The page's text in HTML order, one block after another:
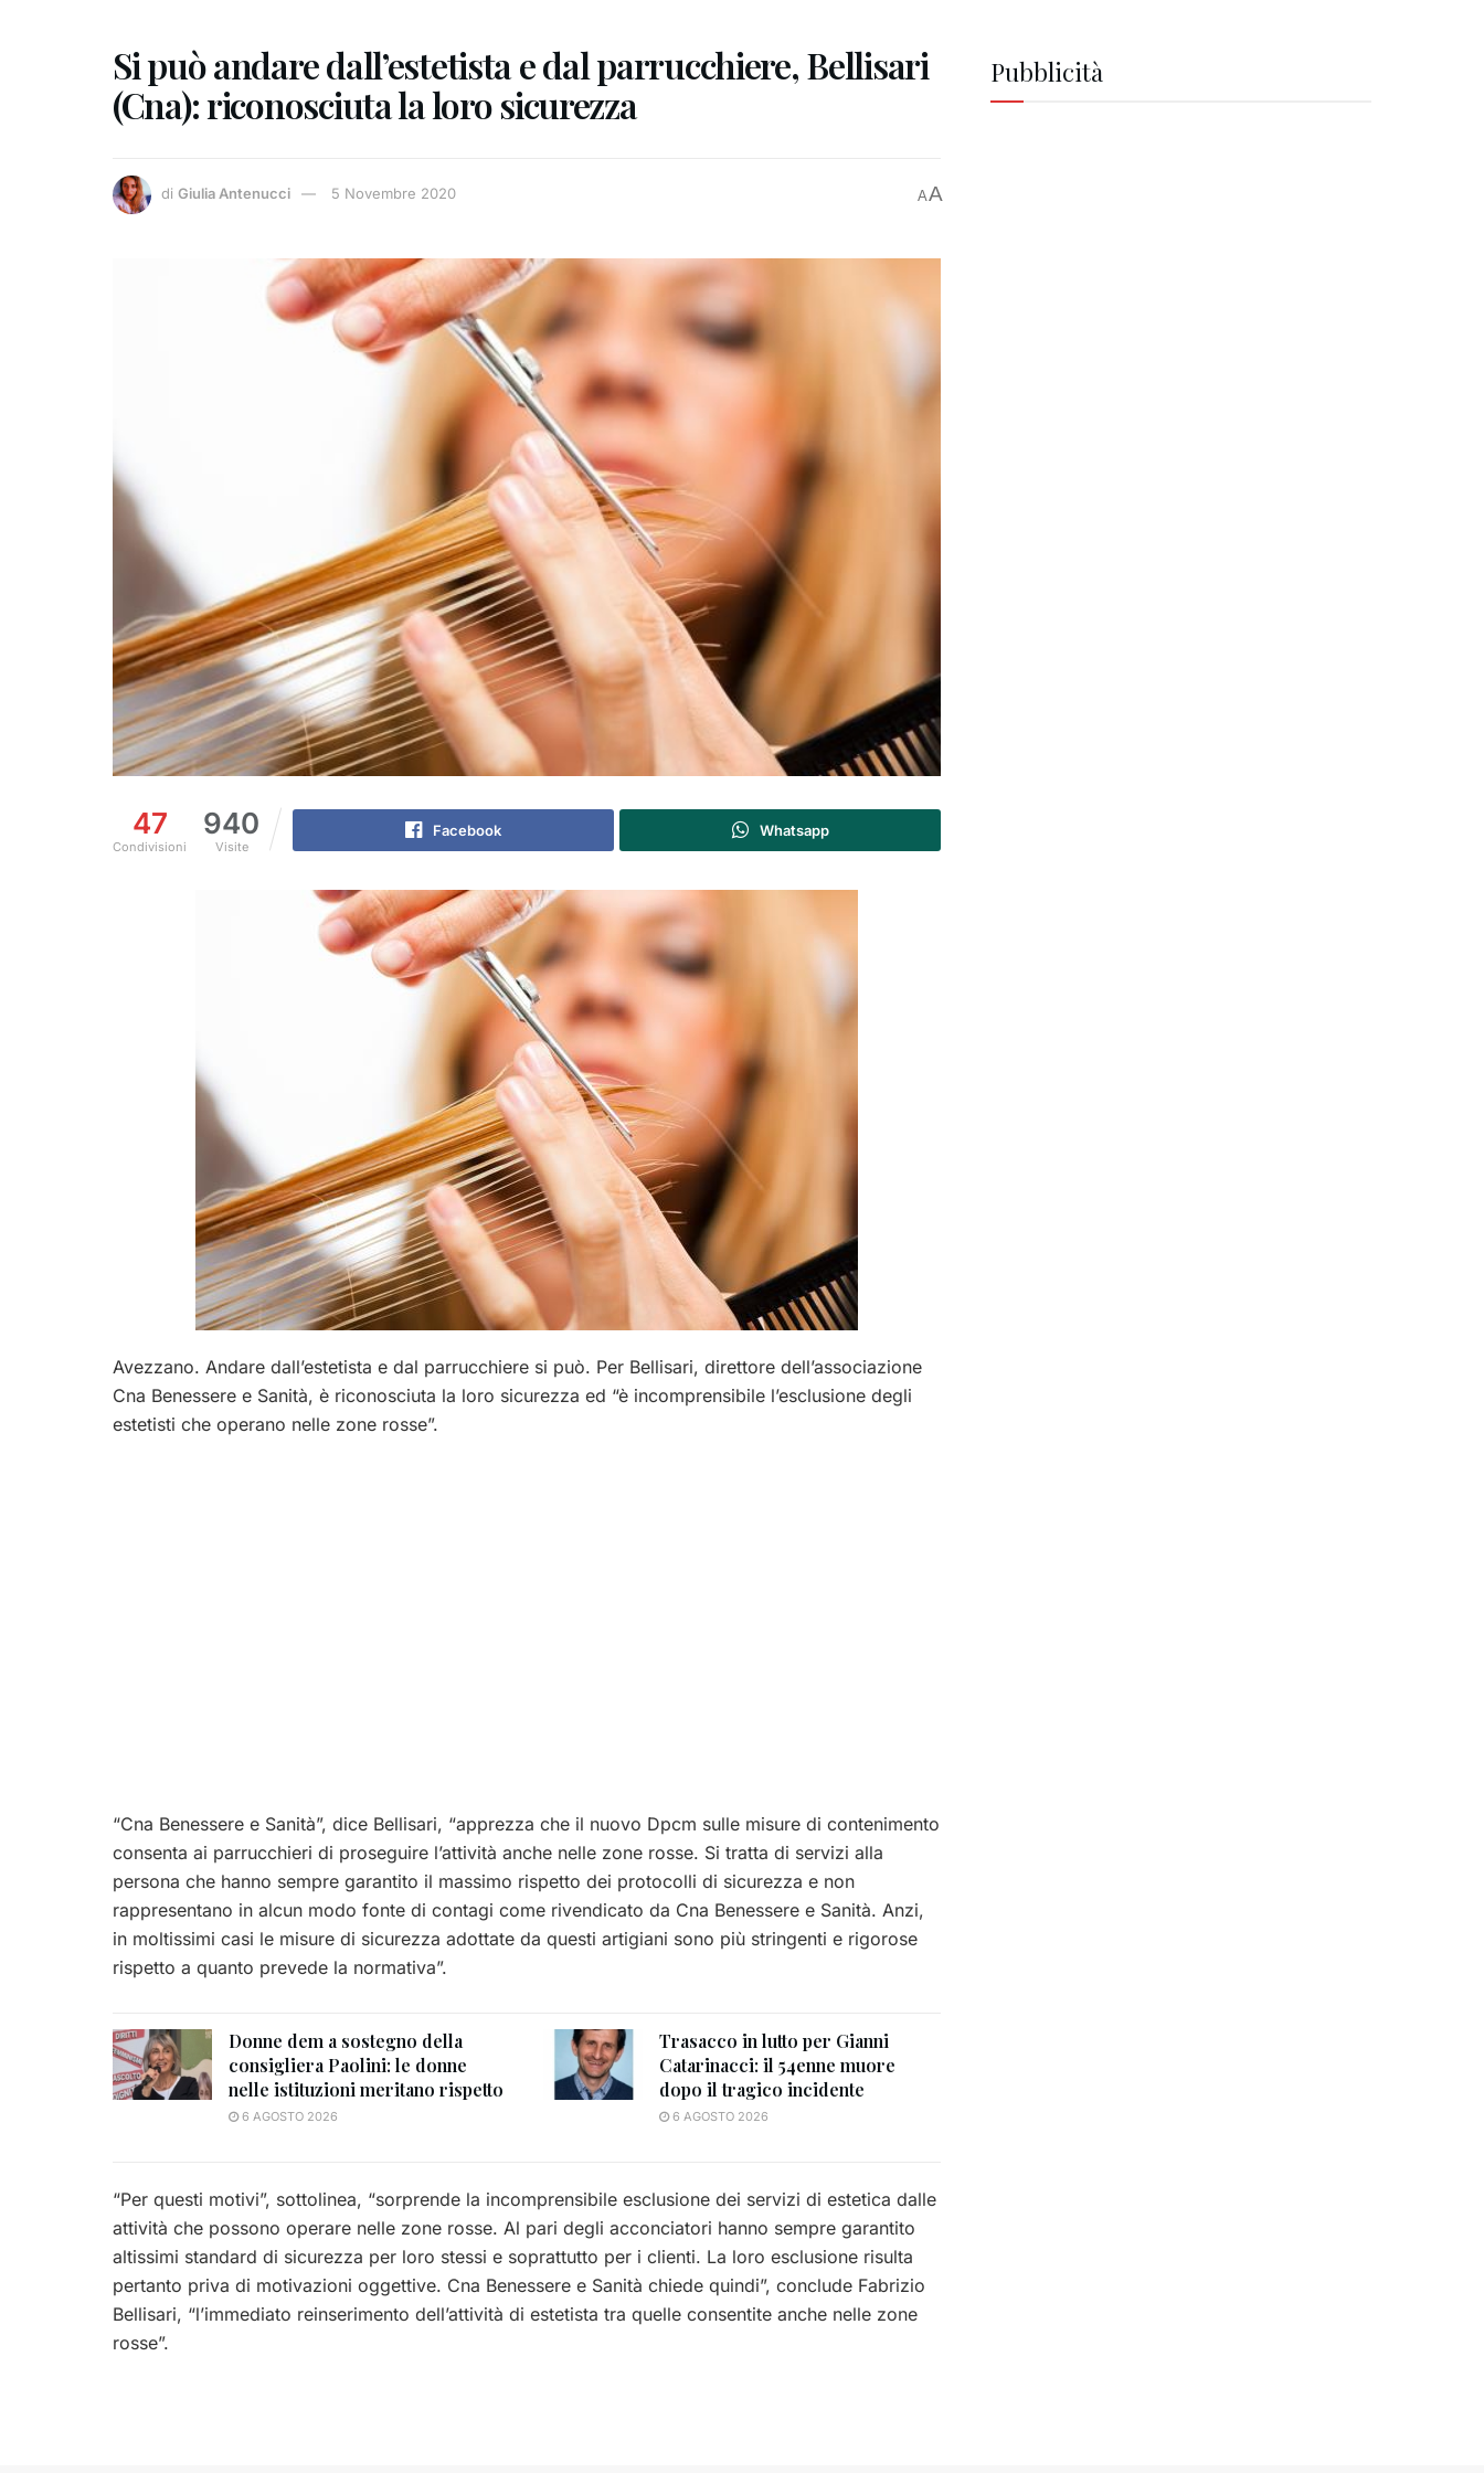
Si può andare dall’estetista e dal parrucchiere, Bellisari
(Cna): riconosciuta la loro sicurezza
di Giulia Antenucci 5 Novembre 2020 AA
47
Condivisioni
940
Visite
Facebook Whatsapp
Avezzano. Andare dall’estetista e dal parrucchiere si può. Per Bellisari, direttore dell’associazione
Cna Benessere e Sanità, è riconosciuta la loro sicurezza ed “è incomprensibile l’esclusione degli
estetisti che operano nelle zone rosse”.
“Cna Benessere e Sanità”, dice Bellisari, “apprezza che il nuovo Dpcm sulle misure di contenimento
consenta ai parrucchieri di proseguire l’attività anche nelle zone rosse. Si tratta di servizi alla
persona che hanno sempre garantito il massimo rispetto dei protocolli di sicurezza e non
rappresentano in alcun modo fonte di contagi come rivendicato da Cna Benessere e Sanità. Anzi,
in moltissimi casi le misure di sicurezza adottate da questi artigiani sono più stringenti e rigorose
rispetto a quanto prevede la normativa”.
Donne dem a sostegno della
consigliera Paolini: le donne
nelle istituzioni meritano rispetto
6 AGOSTO 2026
Trasacco in lutto per Gianni
Catarinacci: il 54enne muore
dopo il tragico incidente
6 AGOSTO 2026
“Per questi motivi”, sottolinea, “sorprende la incomprensibile esclusione dei servizi di estetica dalle
attività che possono operare nelle zone rosse. Al pari degli acconciatori hanno sempre garantito
altissimi standard di sicurezza per loro stessi e soprattutto per i clienti. La loro esclusione risulta
pertanto priva di motivazioni oggettive. Cna Benessere e Sanità chiede quindi”, conclude Fabrizio
Bellisari, “l’immediato reinserimento dell’attività di estetista tra quelle consentite anche nelle zone
rosse”.
Pubblicità